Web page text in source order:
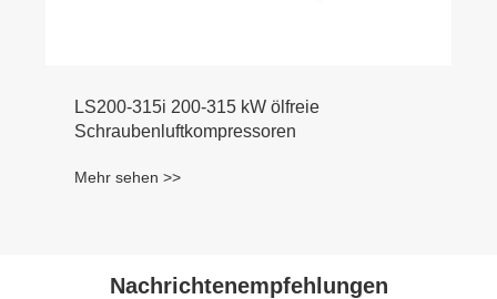
LS200-315i 200-315 kW ölfreie
Schraubenluftkompressoren
Mehr sehen >>
Nachrichtenempfehlungen